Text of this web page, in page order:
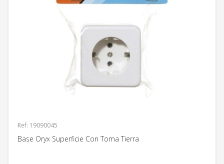
Ref: 19090045
Base Oryx Superficie Con Toma Tierra